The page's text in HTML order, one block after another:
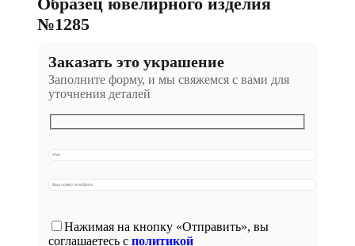
№1285
Заказать это украшение
Заполните форму, и мы свяжемся с вами для
уточнения деталей
Нажимая на кнопку «Отправить», вы
соглашаетесь с политикой